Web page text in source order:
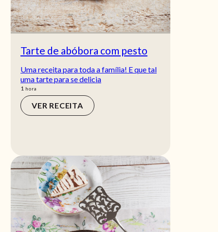
Tarte de abóbora com pesto
Uma receita para toda a família! E que tal
uma tarte para se delicia
1 hora
hora
VER RECEITA